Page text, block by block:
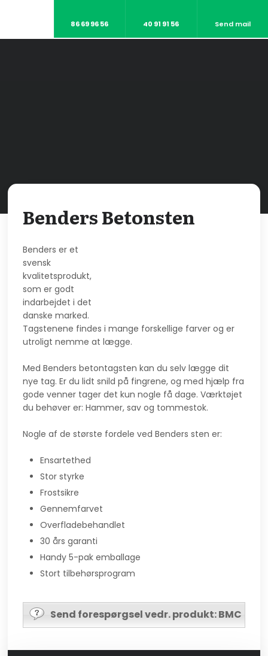
Benders Betonsten
Benders er et
svensk
kvalitetsprodukt,
som er godt
indarbejdet i det
danske marked.
Tagstenene findes i mange forskellige farver og er
utroligt nemme at lægge.
Med Benders betontagsten kan du selv lægge dit
nye tag. Er du lidt snild på fingrene, og med hjælp fra
gode venner tager det kun nogle få dage. Værktøjet
du behøver er: Hammer, sav og tommestok.
Nogle af de største fordele ved Benders sten er:
Ensartethed
Stor styrke
Frostsikre
Gennemfarvet
Overfladebehandlet
30 års garanti
Handy 5-pak emballage
Stort tilbehørsprogram
Send forespørgsel vedr. produkt: BMC
86 69 96 56 40 91 91 56 Send mail